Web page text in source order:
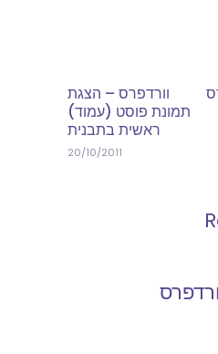
וורדפרס – הצגת
תמונת פוסט (עמוד)
ראשית בתבנית
20/10/2011